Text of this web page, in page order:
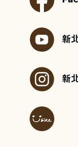
新
新